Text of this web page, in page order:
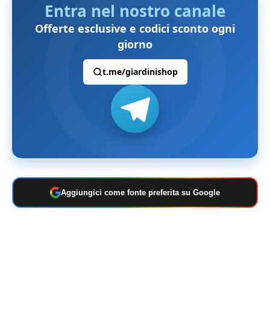
Entra nel nostro canale
Offerte esclusive e codici sconto ogni
giorno
t.me/giardinishop
Aggiungici come fonte preferita su Google